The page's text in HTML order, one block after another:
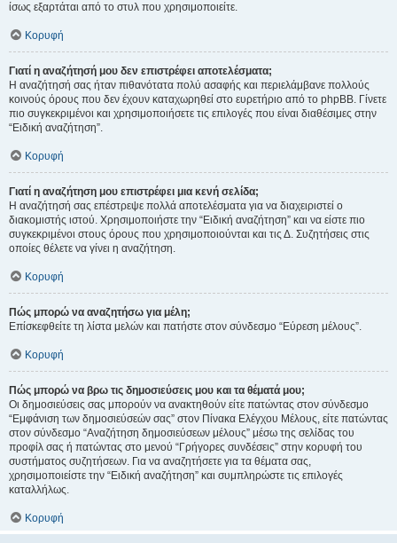
ίσως εξαρτάται από το στυλ που χρησιμοποιείτε.
Κορυφή
Γιατί η αναζήτησή μου δεν επιστρέφει αποτελέσματα;
Η αναζήτησή σας ήταν πιθανότατα πολύ ασαφής και περιελάμβανε πολλούς
κοινούς όρους που δεν έχουν καταχωρηθεί στο ευρετήριο από το phpBB. Γίνετε
πιο συγκεκριμένοι και χρησιμοποιήσετε τις επιλογές που είναι διαθέσιμες στην
“Ειδική αναζήτηση”.
Κορυφή
Γιατί η αναζήτηση μου επιστρέφει μια κενή σελίδα;
Η αναζήτησή σας επέστρεψε πολλά αποτελέσματα για να διαχειριστεί ο
διακομιστής ιστού. Χρησιμοποιήστε την “Ειδική αναζήτηση” και να είστε πιο
συγκεκριμένοι στους όρους που χρησιμοποιούνται και τις Δ. Συζητήσεις στις
οποίες θέλετε να γίνει η αναζήτηση.
Κορυφή
Πώς μπορώ να αναζητήσω για μέλη;
Επίσκεφθείτε τη λίστα μελών και πατήστε στον σύνδεσμο “Εύρεση μέλους”.
Κορυφή
Πώς μπορώ να βρω τις δημοσιεύσεις μου και τα θέματά μου;
Οι δημοσιεύσεις σας μπορούν να ανακτηθούν είτε πατώντας στον σύνδεσμο
“Εμφάνιση των δημοσιεύσεών σας” στον Πίνακα Ελέγχου Μέλους, είτε πατώντας
στον σύνδεσμο “Αναζήτηση δημοσιεύσεων μέλους” μέσω της σελίδας του
προφίλ σας ή πατώντας στο μενού “Γρήγορες συνδέσεις” στην κορυφή του
συστήματος συζητήσεων. Για να αναζητήσετε για τα θέματα σας,
χρησιμοποιείστε την “Ειδική αναζήτηση” και συμπληρώστε τις επιλογές
καταλλήλως.
Κορυφή